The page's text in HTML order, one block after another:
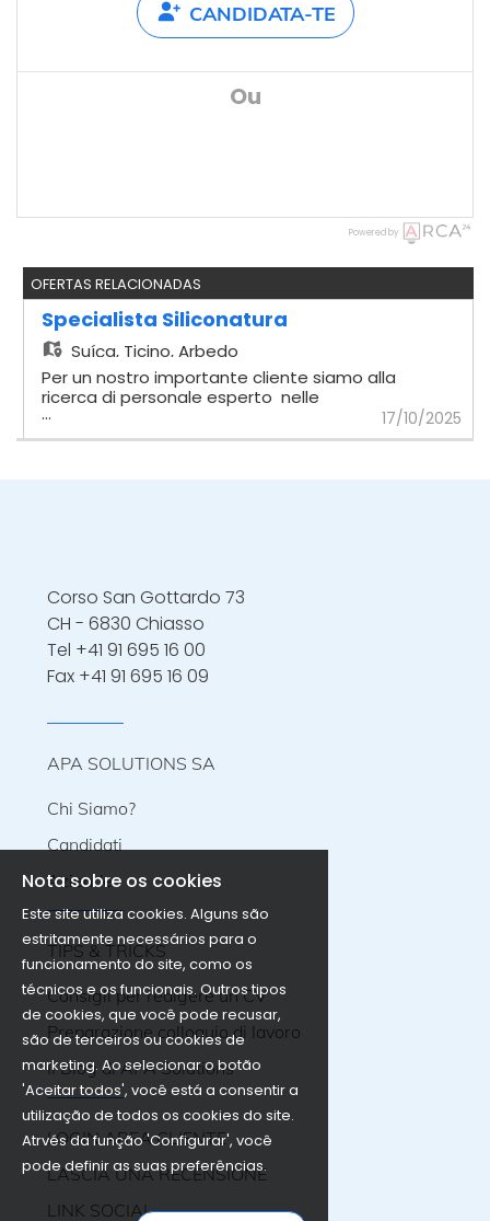
CANDIDATA-TE
Ou
Powered by
OFERTAS RELACIONADAS
Specialista Siliconatura
Suíça, Ticino, Arbedo
Per un nostro importante cliente siamo alla
ricerca di personale esperto nelle
siliconature di qualsiasi tipo di giunto
effettuate con siliconi speciali, adatti ad
... 17/10/2025
Corso San Gottardo 73
CH - 6830 Chiasso
Tel +41 91 695 16 00
Fax +41 91 695 16 09
APA SOLUTIONS SA
Chi Siamo?
Candidati
Aziende
TIPS & TRICKS
Consigli per redigere un CV
Preparazione colloquio di lavoro
Il Blog di APA Solutions
LOGIN AREA CLIENTE
LASCIA UNA RECENSIONE
LINK SOCIAL
Nota sobre os cookies
Este site utiliza cookies. Alguns são
estritamente necessários para o
funcionamento do site, como os
técnicos e os funcionais. Outros tipos
de cookies, que você pode recusar,
são de terceiros ou cookies de
marketing. Ao selecionar o botão
'Aceitar todos', você está a consentir a
utilização de todos os cookies do site.
Atrvés da função 'Configurar', você
pode definir as suas preferências.